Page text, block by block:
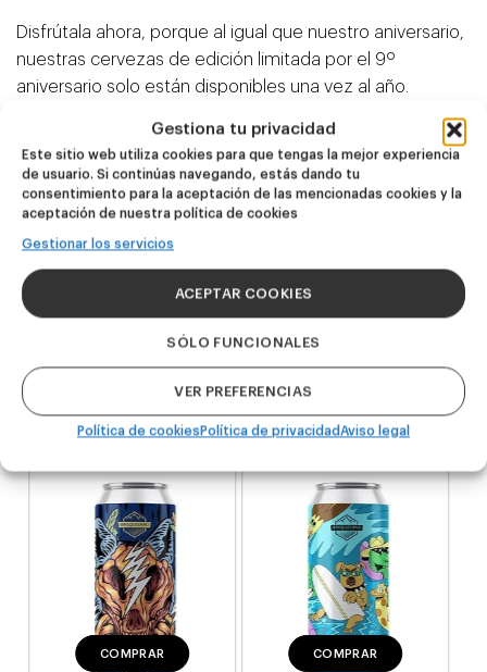
Gestiona tu privacidad
Este sitio web utiliza cookies para que tengas la mejor experiencia
de usuario. Si continúas navegando, estás dando tu
consentimiento para la aceptación de las mencionadas cookies y la
aceptación de nuestra política de cookies
Gestionar los servicios
ACEPTAR COOKIES
SÓLO FUNCIONALES
VER PREFERENCIAS
Política de cookiesPolítica de privacidadAviso legal
Disfrútala ahora, porque al igual que nuestro aniversario,
nuestras cervezas de edición limitada por el 9º
aniversario solo están disponibles una vez al año.
Productos
relacionados
NOVEDAD
Dire Wolf
24,00€
(Pack 4 - 440ml)
COMPRAR
NOVEDAD
Kook Town
West Coast IPA
20,00€
(Pack 4 - 440ml)
COMPRAR